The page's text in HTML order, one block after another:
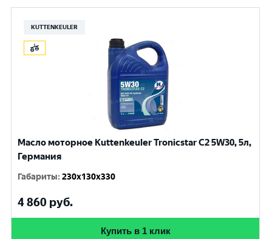
KUTTENKEULER
Масло моторное Kuttenkeuler Tronicstar C2 5W30, 5л,
Германия
Габариты:230x130x330
4 860 руб.
Купить в 1 клик